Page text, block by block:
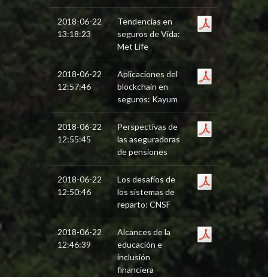
2018-06-22
13:18:23
Tendencias en
seguros de Vida:
Met Life
2018-06-22
12:57:46
Aplicaciones del
blockchain en
seguros: Kayum
2018-06-22
12:55:45
Perspectivas de
las aseguradoras
de pensiones
2018-06-22
12:50:46
Los desafíos de
los sistemas de
reparto: CNSF
2018-06-22
12:46:39
Alcances de la
educación e
inclusión
financiera